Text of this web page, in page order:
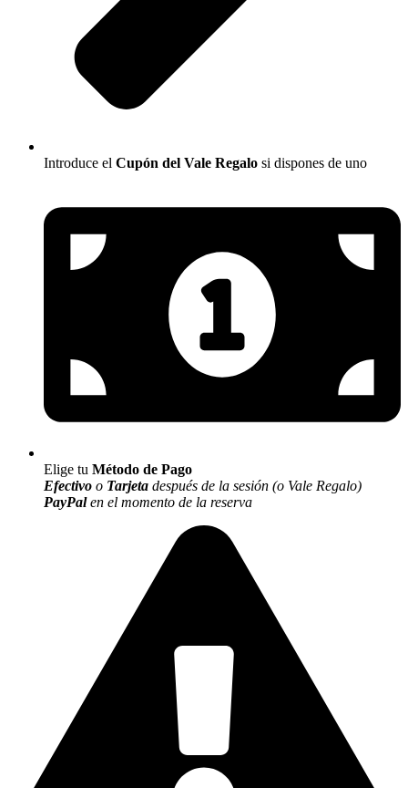
Introduce el Cupón del Vale Regalo si dispones de uno
Elige tu Método de Pago
Efectivo o Tarjeta después de la sesión (o Vale Regalo)
PayPalen el momento de la reserva